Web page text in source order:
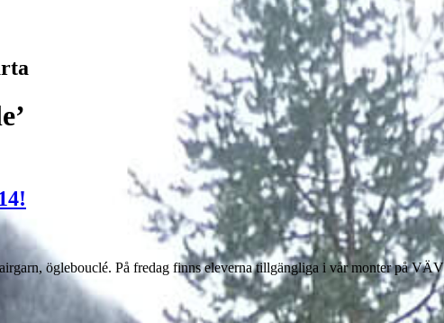
öglebouclé. På fredag finns eleverna tillgängliga i vår monter på